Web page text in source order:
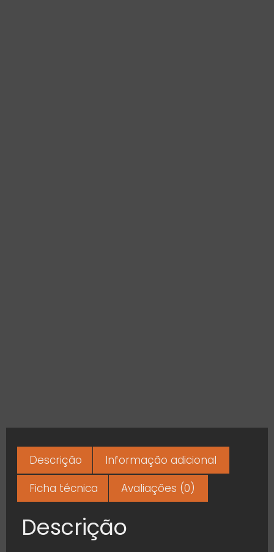
Descrição
Informação adicional
Ficha técnica
Avaliações (0)
Descrição